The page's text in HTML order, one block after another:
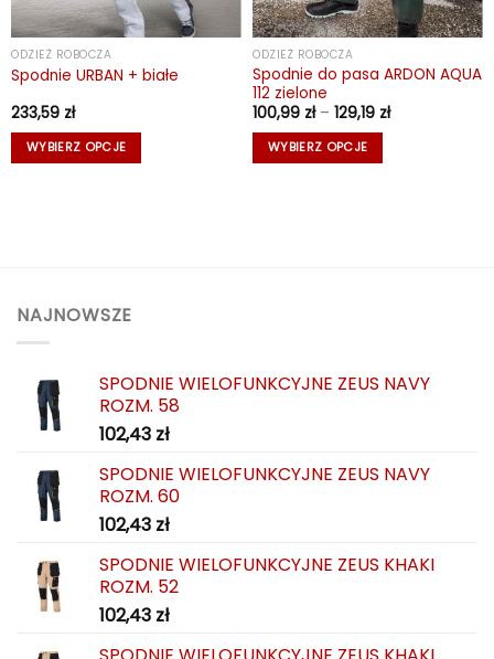
ODZIEŻ ROBOCZA
Spodnie URBAN + białe
233,59 zł
WYBIERZ OPCJE
można
wybrać
stronie
produktu
ODZIEŻ ROBOCZA
Spodnie do pasa ARDON AQUA
112 zielone
100,99 zł – 129,19 złZakres
WYBIERZ OPCJE
stronie
NAJNOWSZE
SPODNIE WIELOFUNKCYJNE ZEUS NAVY
ROZM. 58
102,43 zł
SPODNIE WIELOFUNKCYJNE ZEUS NAVY
ROZM. 60
102,43 zł
SPODNIE WIELOFUNKCYJNE ZEUS KHAKI
ROZM. 52
102,43 zł